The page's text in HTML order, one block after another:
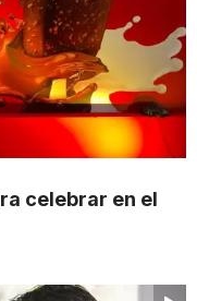
celebrar en el